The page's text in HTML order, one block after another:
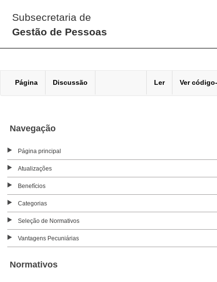
Subsecretaria de
Gestão de Pessoas
Página Discussão Ler Ver
Navegação
Página principal
Atualizações
Benefícios
Categorias
Seleção de Normativos
Vantagens Pecuniárias
Normativos